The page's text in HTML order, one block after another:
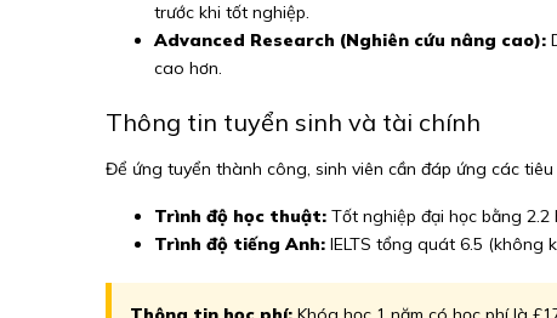
trước khi tốt nghiệp.
Advanced Research (Nghiên cứu nâng cao):
cao hơn.
Thông tin tuyển sinh và tài chính
Để ứng tuyển thành công, sinh viên cần đáp ứng các
Trình độ học thuật: Tốt nghiệp đại học bằng
Trình độ tiếng Anh: IELTS tổng quát 6.5 (không